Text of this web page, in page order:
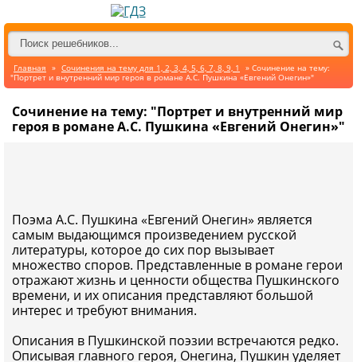
Главная » Сочинения на тему для 1, 2, 3, 4, 5, 6, 7, 8, 9, 1
» Сочинение на тему:
"Портрет и внутренний мир героя в романе А.С. Пушкина «Евгений Онегин»"
Сочинение на тему: "Портрет и внутренний мир
героя в романе А.С. Пушкина «Евгений Онегин»"
Поэма А.С. Пушкина «Евгений Онегин» является
самым выдающимся произведением русской
литературы, которое до сих пор вызывает
множество споров. Представленные в романе герои
отражают жизнь и ценности общества Пушкинского
времени, и их описания представляют большой
интерес и требуют внимания.
Описания в Пушкинской поэзии встречаются редко.
Описывая главного героя, Онегина, Пушкин уделяет